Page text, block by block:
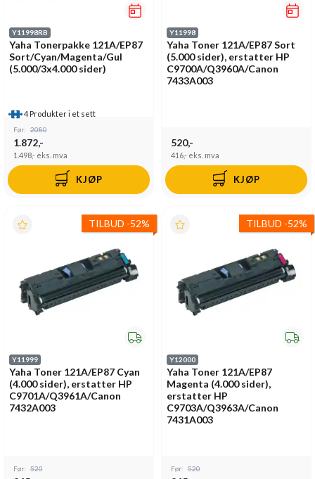
Y11998RB
Yaha Tonerpakke 121A/EP87
Sort/Cyan/Magenta/Gul
(5.000/3x4.000 sider)
4 Produkter i et sett
Før: 2080
1.872,-
1.498,- eks. mva
KJØP
Y11998
Yaha Toner 121A/EP87 Sort
(5.000 sider), erstatter HP
C9700A/Q3960A/Canon
7433A003
520,-
416,- eks. mva
KJØP
TILBUD -52%
Y11999
Yaha Toner 121A/EP87 Cyan
(4.000 sider), erstatter HP
C9701A/Q3961A/Canon
7432A003
Før: 520
TILBUD -52%
Y12000
Yaha Toner 121A/EP87
Magenta (4.000 sider),
erstatter HP
C9703A/Q3963A/Canon
7431A003
Før: 520